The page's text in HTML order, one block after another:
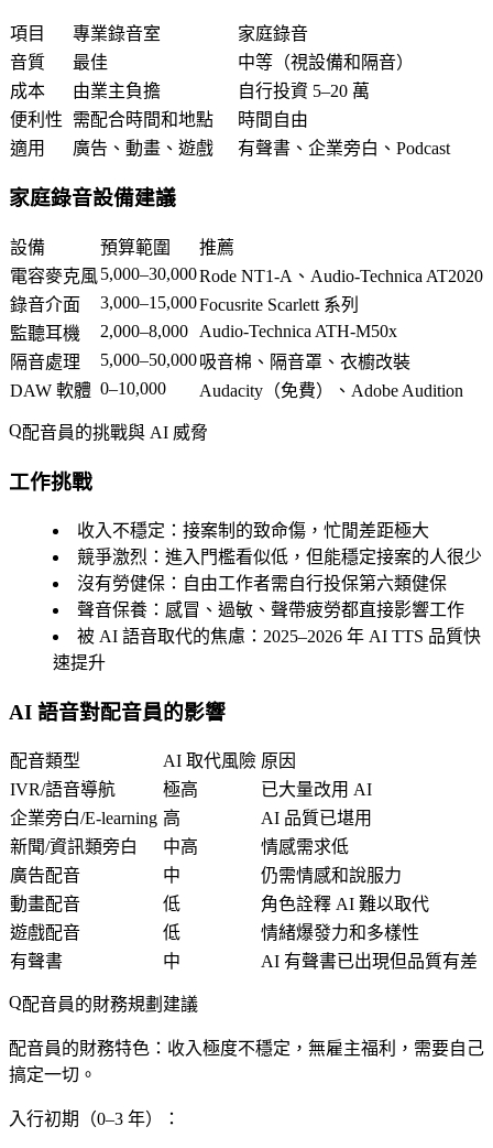
項目 專業錄音室
家庭錄音
音質
最佳
中等（視設備和隔音）
成本
由業主負擔
自行投資 5–20 萬
便利性
需配合時間和地點
時間自由
適用
廣告、動畫、遊戲 有聲書、企業旁白、Podcast
家庭錄音設備建議
設備 預算範圍
推薦
電容麥克風5,000–30,000Rode NT1-A、Audio-Technica AT2020
錄音介面
3,000–15,000Focusrite Scarlett 系列
監聽耳機
2,000–8,000
Audio-Technica ATH-M50x
隔音處理
5,000–50,000吸音棉、隔音罩、衣櫥改裝
DAW 軟體 0–10,000 Audacity（免費）、Adobe Audition
配音員的挑戰與 AI 威脅
工作挑戰
收入不穩定 ：接案制的致命傷，忙閒差距極大
競爭激烈 ：進入門檻看似低，但能穩定接案的人很少
沒有勞健保 ：自由工作者需自行投保第六類健保
聲音保養 ：感冒、過敏、聲帶疲勞都直接影響工作
被 AI 語音取代的焦慮 ：2025–2026 年 AI TTS 品質快
速提升
AI 語音對配音員的影響
配音類型 AI 取代風險 原因
IVR/語音導航
極高
已大量改用 AI
企業旁白/E-learning 高
AI 品質已堪用
新聞/資訊類旁白
中高
情感需求低
廣告配音
中
仍需情感和說服力
動畫配音
低
角色詮釋 AI 難以取代
遊戲配音
低
情緒爆發力和多樣性
有聲書
中 AI 有聲書已出現但品質有差
配音員的財務規劃建議
配音員的財務特色：收入極度不穩定，無雇主福利，需要自己
搞定一切。
入行初期（0–3 年）：